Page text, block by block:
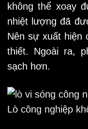
không thể xoay
nhiệt lượng đã
Nên sự xuất hiện
thiết. Ngoài ra,
sạch hơn.
Lò công nghiệp